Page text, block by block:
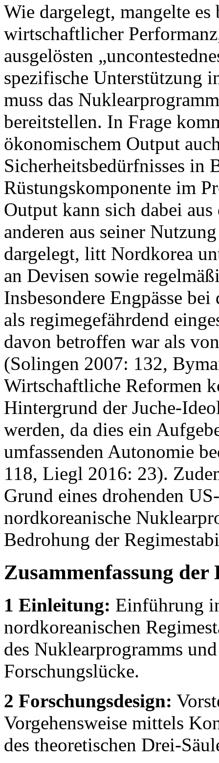
Wie dargelegt, mangelte
wirtschaftlicher
ausgelösten
spezifische Unterstützung
muss das
bereitstellen. In Frage
ökonomischem Output
Sicherheitsbedürfnisses in
Rüstungskomponente im
Output kann sich dabei
anderen aus seiner
dargelegt, litt Nordkorea
an Devisen sowie
Insbesondere Engpässe
als regimegefährdend
davon betroffen war als
(Solingen 2007: 132,
Wirtschaftliche Reformen
Hintergrund der Juche-
werden, da dies ein
umfassenden Autonomie
118, Liegl 2016: 23).
Grund eines drohenden
nordkoreanische
Bedrohung der
Zusammenfassung der
1 Einleitung: Einführung
nordkoreanischen
des Nuklearprogramms
Forschungslücke.
2 Forschungsdesign:
Vorgehensweise mittels
des theoretischen Drei-